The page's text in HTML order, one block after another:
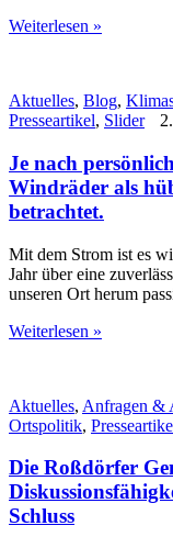
Weiterlesen »
Aktuelles, Blog,
Presseartikel, Slider
Je nach
Windräder als
betrachtet.
Mit dem Strom ist es
Jahr über eine
unseren Ort herum
Weiterlesen »
Aktuelles, Anfragen &
Ortspolitik,
Die Roßdörfer
Schluss